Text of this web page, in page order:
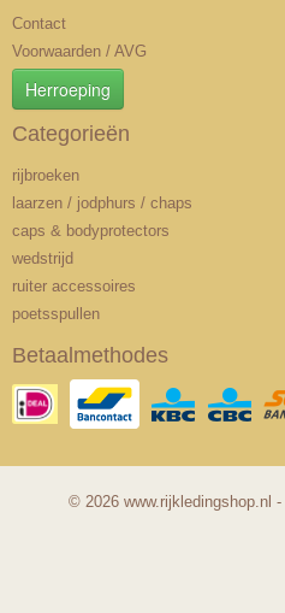
Contact
Voorwaarden / AVG
Herroeping
Categorieën
rijbroeken
laarzen / jodphurs / chaps
caps & bodyprotectors
wedstrijd
ruiter accessoires
poetsspullen
Betaalmethodes
© 2026 www.rijkledingshop.nl